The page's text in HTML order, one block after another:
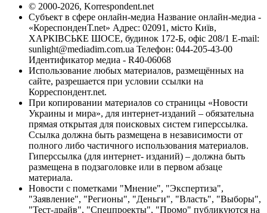
© 2000-2026, Korrespondent.net
Субъект в сфере онлайн-медиа Название онлайн-медиа -
«КореспонденТ.net» Адрес: 02091, місто Київ,
ХАРКІВСЬКЕ ШОСЕ, будинок 172-Б, офіс 208/1 E-mail:
sunlight@mediadim.com.ua Телефон: 044-205-43-00
Идентификатор медиа - R40-06068
Использование любых материалов, размещённых на
сайте, разрешается при условии ссылки на
Корреспондент.net.
При копировании материалов со страницы «Новости
Украины и мира», для интернет-изданий – обязательна
прямая открытая для поисковых систем гиперссылка.
Ссылка должна быть размещена в независимости от
полного либо частичного использования материалов.
Гиперссылка (для интернет- изданий) – должна быть
размещена в подзаголовке или в первом абзаце
материала.
Новости с пометками "Мнение", "Экспертиза",
"Заявление", "Регионы", "Деньги", "Власть", "Выборы",
"Тест-драйв", "Спецпроекты", "Промо" публикуются на